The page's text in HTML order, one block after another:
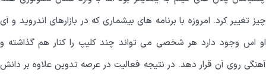
چیز تغییر کرد. امروزه با برنامه های بیشماری که در بازارهای اندروید و آی
او اس وجود دارد هر شخصی می تواند چند کلیپ را کنار هم گذاشته و
آهنگی روی آن قرار دهد. در نتیجه فعالیت در عرصه تدوین علاوه بر دانش